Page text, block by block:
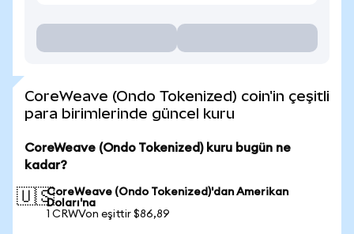
CoreWeave (Ondo Tokenized) coin'in çeşitli
para birimlerinde güncel kuru
CoreWeave (Ondo Tokenized) kuru bugün ne
kadar?
🇺🇸CoreWeave (Ondo Tokenized)'dan Amerikan
Doları'na
1 CRWVon eşittir $86,89